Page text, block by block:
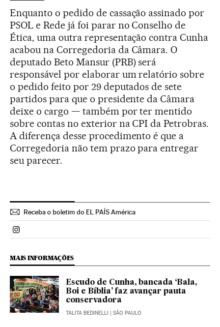
Enquanto o pedido de cassação assinado por
PSOL e Rede já foi parar no Conselho de
Ética, uma outra representação contra Cunha
acabou na Corregedoria da Câmara. O
deputado Beto Mansur (PRB) será
responsável por elaborar um relatório sobre
o pedido feito por 29 deputados de sete
partidos para que o presidente da Câmara
deixe o cargo — também por ter mentido
sobre contas no exterior na CPI da Petrobras.
A diferença desse procedimento é que a
Corregedoria não tem prazo para entregar
seu parecer.
Receba o boletim do EL PAÍS América
Politica El País Brasil en Instagram
MAIS INFORMAÇÕES
Escudo de Cunha, bancada ‘Bala,
Boi e Bíblia’ faz avançar pauta
conservadora
TALITA BEDINELLI | SÃO PAULO